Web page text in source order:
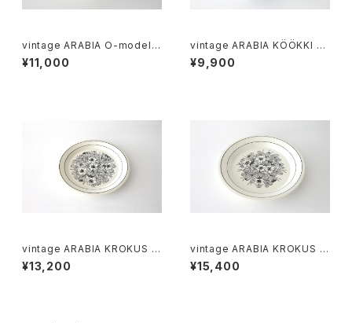
vintage ARABIA O-model b
owl ivory / ヴィンテージ アラ
ビア ボウル アイボリー
¥11,000
vintage ARABIA KÖÖKKI sa
lt＆pepper shaker cobalt /
ヴィンテージ アラビア ソルト＆
¥9,900
vintage ARABIA KROKUS Pl
ate 20cm / ヴィンテージ アラ
ビア クロッカス 20cmプレート
¥13,200
vintage ARABIA KROKUS Pl
ate 24cm / ヴィンテージ アラ
ビア クロッカス 24cmプレート
¥15,400